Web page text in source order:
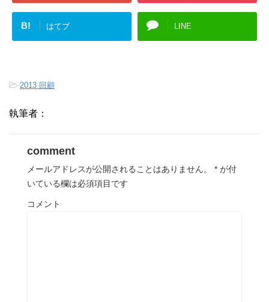
B! はてブ LINE
-2013 回顧
執筆者：
comment
メールアドレスが公開されることはありません。 * が付
いている欄は必須項目です
コメント